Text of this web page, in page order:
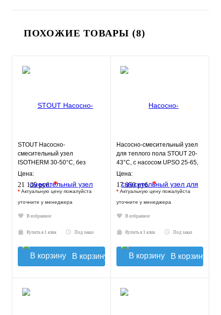
ПОХОЖИЕ ТОВАРЫ (8)
STOUT Насосно-
смесительный узел
ISOTHERM 30-50°C, без
насоса.
Цена:
21 135 руб.*
* Актуальную цену пожалуйста
уточните у менеджера
В избранное
Купить в 1 клик Под заказ
В корзину
Насосно-смесительный узел
для теплого пола STOUT 20-
43°C, с насосом UPSO 25-65,
130 mm
Цена:
17 350 руб.*
* Актуальную цену пожалуйста
уточните у менеджера
В избранное
Купить в 1 клик Под заказ
В корзину